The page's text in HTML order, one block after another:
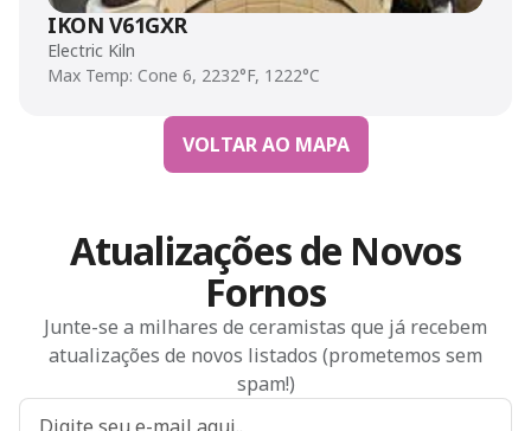
IKON V61GXR
Electric Kiln
Max Temp: Cone 6, 2232°F, 1222°C
VOLTAR AO MAPA
Atualizações de Novos
Fornos
Junte-se a milhares de ceramistas que já recebem
atualizações de novos listados (prometemos sem
spam!)